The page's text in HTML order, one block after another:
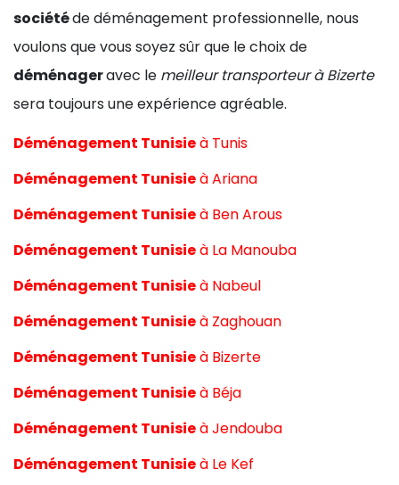
sociétéde déménagement professionnelle, nous
voulons que vous soyez sûr que le choix de
déménageravec le meilleur transporteur à Bizerte
sera toujours une expérience agréable.
Déménagement Tunisieà Tunis
Déménagement TunisieàAriana
Déménagement Tunisieà Ben Arous
Déménagement Tunisieà La Manouba
Déménagement Tunisieà Nabeul
Déménagement Tunisieà Zaghouan
Déménagement Tunisieà Bizerte
Déménagement Tunisieà Béja
Déménagement TunisieàJendouba
Déménagement Tunisieà Le Kef